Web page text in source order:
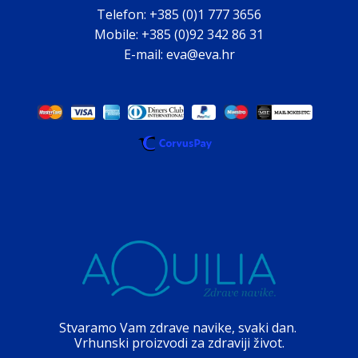
Telefon: +385 (0)1 777 3656
Mobile: +385 (0)92 342 86 31
E-mail: eva@eva.hr
Stvaramo Vam zdrave navike, svaki dan.
Vrhunski proizvodi za zdraviji život.